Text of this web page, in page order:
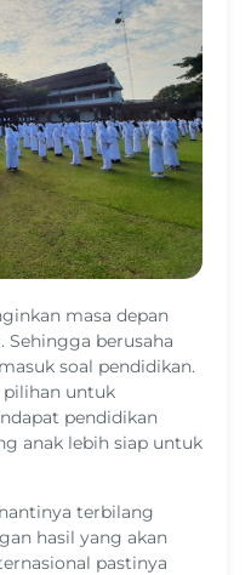
masa depan
Sehingga berusaha
soal pendidikan.
pilihan untuk
pendidikan
anak lebih siap untuk
terbilang
hasil yang akan
pastinya